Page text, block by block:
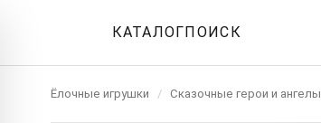
КАТАЛОГПОИСК
Ёлочные игрушки / Сказочные герои и ангелы